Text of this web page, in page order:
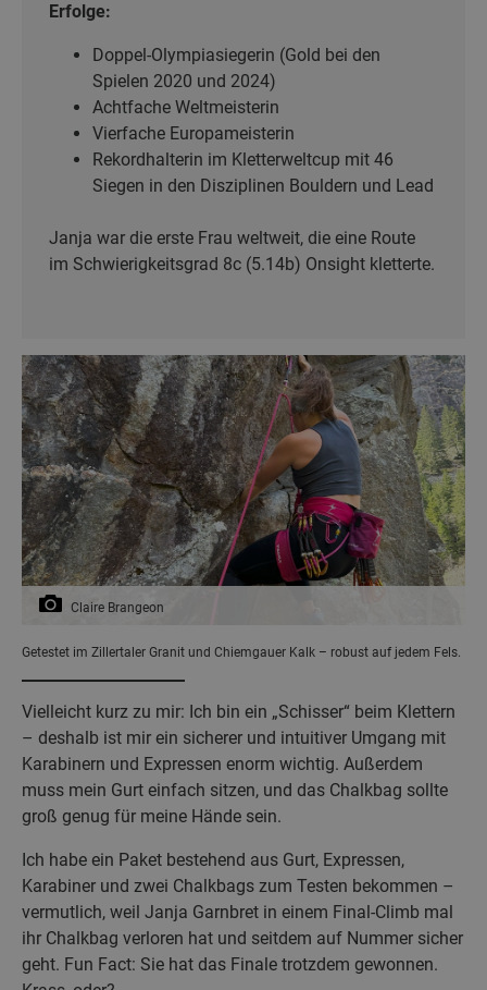
Erfolge:
Doppel-Olympiasiegerin (Gold bei den
Spielen 2020 und 2024)
Achtfache Weltmeisterin
Vierfache Europameisterin
Rekordhalterin im Kletterweltcup mit 46
Siegen in den Disziplinen Bouldern und Lead
Janja war die erste Frau weltweit, die eine Route
im Schwierigkeitsgrad 8c (5.14b) Onsight kletterte.
Claire Brangeon
Getestet im Zillertaler Granit und Chiemgauer Kalk – robust auf jedem Fels.
Vielleicht kurz zu mir: Ich bin ein „Schisser“ beim Klettern
– deshalb ist mir ein sicherer und intuitiver Umgang mit
Karabinern und Expressen enorm wichtig. Außerdem
muss mein Gurt einfach sitzen, und das Chalkbag sollte
groß genug für meine Hände sein.
Ich habe ein Paket bestehend aus Gurt, Expressen,
Karabiner und zwei Chalkbags zum Testen bekommen –
vermutlich, weil Janja Garnbret in einem Final-Climb mal
ihr Chalkbag verloren hat und seitdem auf Nummer sicher
geht. Fun Fact: Sie hat das Finale trotzdem gewonnen.